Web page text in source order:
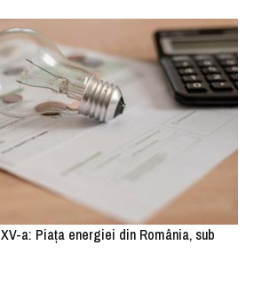
a: Piața energiei din România, sub